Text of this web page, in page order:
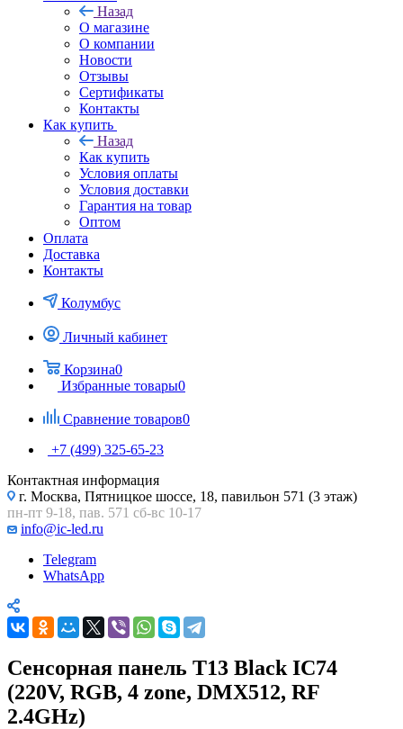
Назад
О магазине
О компании
Новости
Отзывы
Сертификаты
Контакты
Как купить
Назад
Как купить
Условия оплаты
Условия доставки
Гарантия на товар
Оптом
Оплата
Доставка
Контакты
Колумбус
Личный кабинет
Корзина0
Избранные товары0
Сравнение товаров0
+7 (499) 325-65-23
Контактная информация
г. Москва, Пятницкое шоссе, 18, павильон 571 (3 этаж)
пн-пт 9-18, пав. 571 сб-вс 10-17
info@ic-led.ru
Telegram
WhatsApp
Сенсорная панель T13 Black IC74
(220V, RGB, 4 zone, DMX512, RF
2.4GHz)